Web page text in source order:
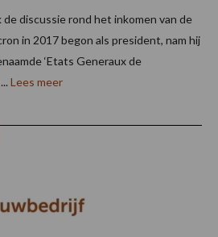
discussie rond het inkomen van de
in 2017 begon als president, nam hij
‘Etats Generaux de
Lees meer